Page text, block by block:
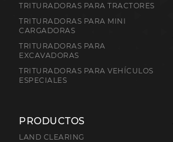
TRITURADORAS PARA TRACTORES
TRITURADORAS PARA MINI
CARGADORAS
TRITURADORAS PARA
EXCAVADORAS
TRITURADORAS PARA VEHÍCULOS
ESPECIALES
PRODUCTOS
LAND CLEARING